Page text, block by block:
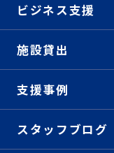
ビジネス支援
施設貸出
支援事例
スタッフブログ